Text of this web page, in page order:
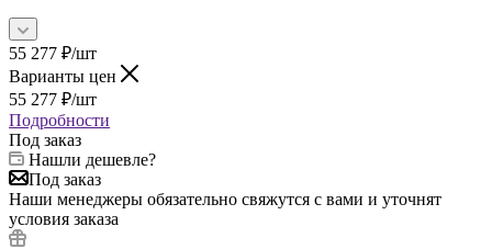
55 277 ₽/шт
Варианты цен
55 277 ₽/шт
Подробности
Под заказ
Нашли дешевле?
Под заказ
Наши менеджеры обязательно свяжутся с вами и уточнят
условия заказа